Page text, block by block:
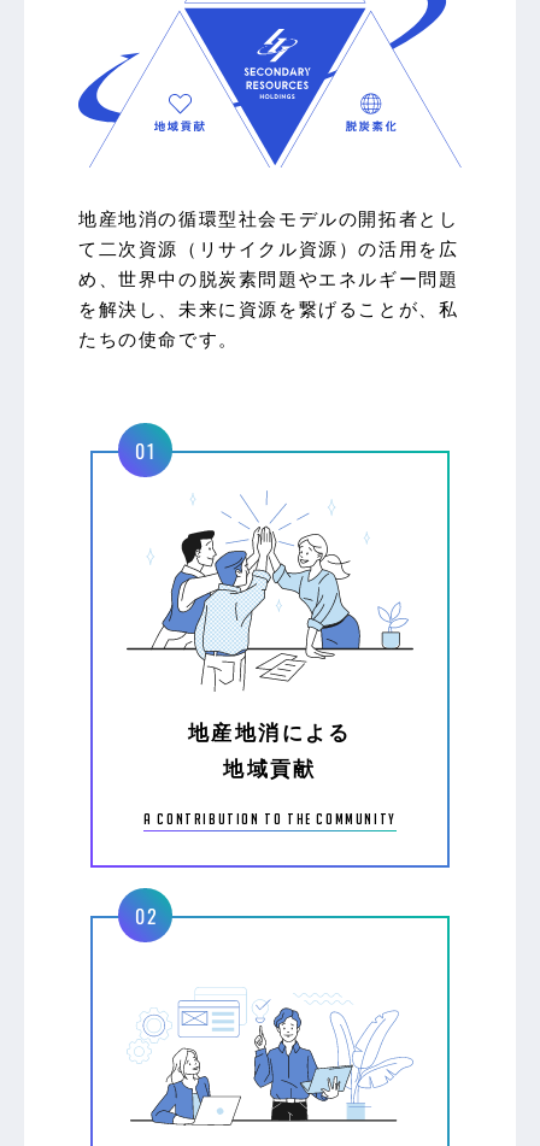
地産地消の循環型社会モデルの開拓者とし
て二次資源（リサイクル資源）の活用を広
め、世界中の脱炭素問題やエネルギー問題
を解決し、未来に資源を繋げることが、私
たちの使命です。
地産地消による
地域貢献
a contribution to the community